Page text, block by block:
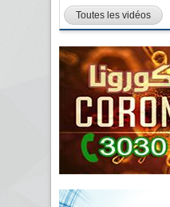
Toutes les vidéos